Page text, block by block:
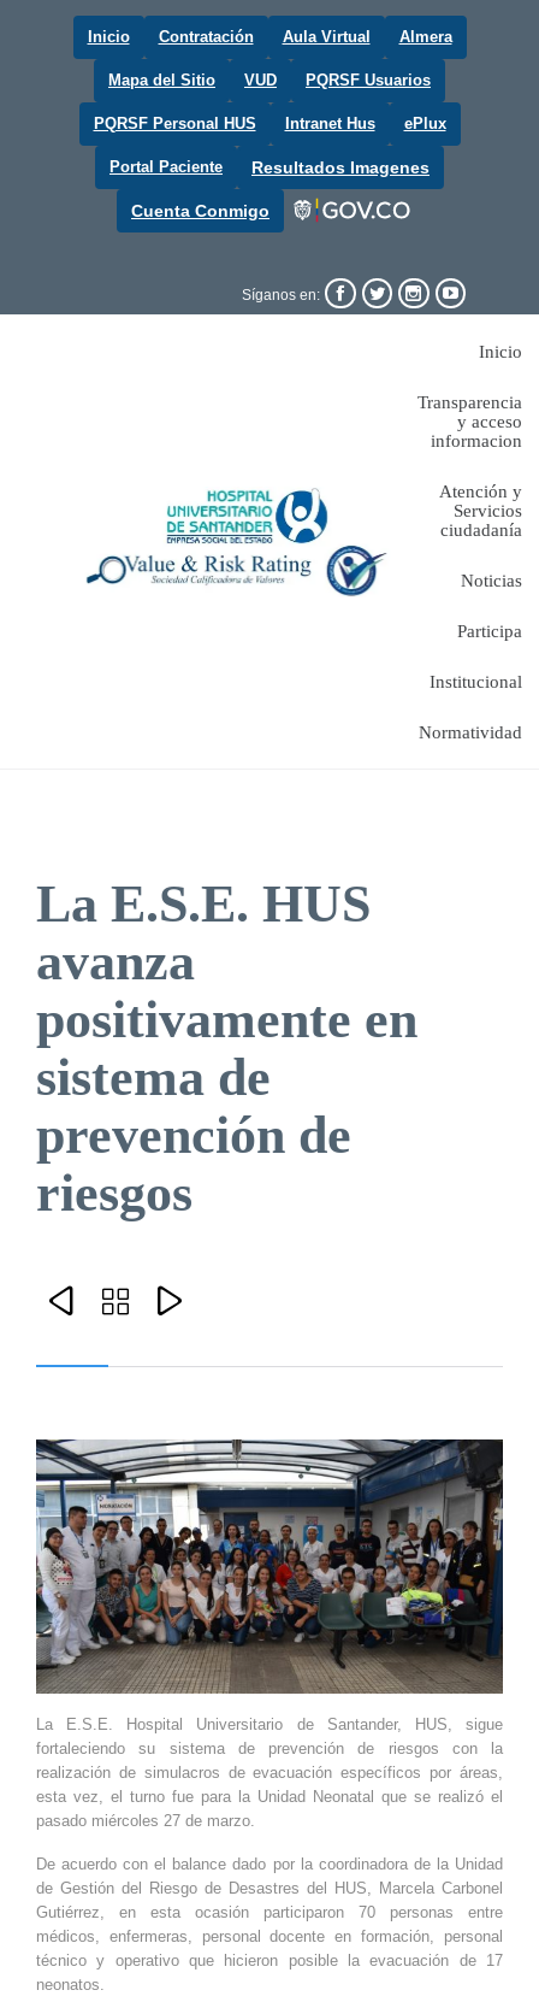
Inicio Contratación Aula Virtual Almera
Mapa del Sitio VUD PQRSF Usuarios
PQRSF Personal HUS Intranet Hus ePlux
Portal Paciente Resultados Imagenes
Cuenta Conmigo
Síganos en:    
Inicio
Transparencia
y acceso
informacion
Atención y
Servicios
ciudadanía
Noticias
Participa
Institucional
Normatividad
La E.S.E. HUS
avanza
positivamente en
sistema de
prevención de
riesgos
  
La E.S.E. Hospital Universitario de Santander, HUS, sigue
fortaleciendo su sistema de prevención de riesgos con la
realización de simulacros de evacuación específicos por áreas,
esta vez, el turno fue para la Unidad Neonatal que se realizó el
pasado miércoles 27 de marzo.
De acuerdo con el balance dado por la coordinadora de la Unidad
de Gestión del Riesgo de Desastres del HUS, Marcela Carbonel
Gutiérrez, en esta ocasión participaron 70 personas entre
médicos, enfermeras, personal docente en formación, personal
técnico y operativo que hicieron posible la evacuación de 17
neonatos.